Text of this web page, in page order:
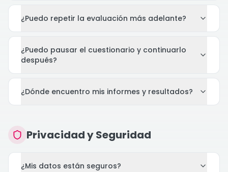
¿Puedo repetir la evaluación más adelante?
¿Puedo pausar el cuestionario y continuarlo
después?
¿Dónde encuentro mis informes y resultados?
Privacidad y Seguridad
¿Mis datos están seguros?